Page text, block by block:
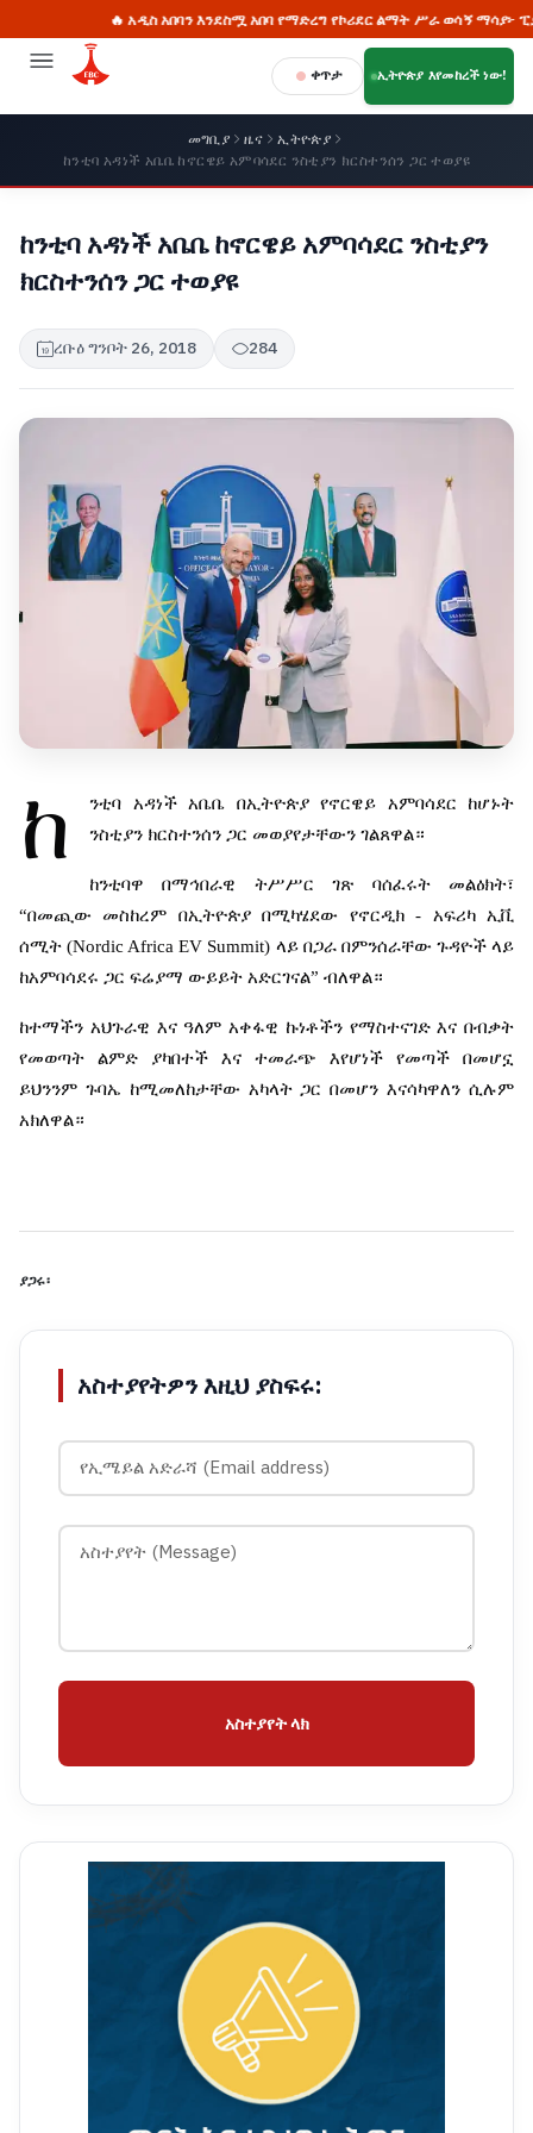
🔥 አዲስ አበባን እንደስሟ አበባ የማድረግ የኮሪደር ልማት ሥራ ወሳኝ ማሳያ፦ ፒያሳ
ቀጥታ ኢትዮጵያ እየመከረች ነው!
መግቢያ ዜና
ኢትዮጵያ
ከንቲባ አዳነች አቤቤ ከኖርዌይ አምባሳደር ንስቲያን ክርስተንሰን ጋር ተወያዩ
ከንቲባ አዳነች አቤቤ ከኖርዌይ አምባሳደር ንስቲያን
ክርስተንሰን ጋር ተወያዩ
ረቡዕ ግንቦት 26, 2018 284
ከ ንቲባ አዳነች አቤቤ በኢትዮጵያ የኖርዌይ አምባሳደር
ከሆኑት
ንስቲያን ክርስተንሰን ጋር መወያየታቸውን ገልጸዋል።
ከንቲባዋ በማኅበራዊ ትሥሥር ገጽ ባሰፈሩት
መልዕክት፣
“በመጪው መስከረም በኢትዮጵያ በሚካሄደው የኖርዲክ- አፍሪካ ኢቪ
ሰሚት (Nordic Africa EV Summit) ላይ በጋራ በምንሰራቸው ጉዳዮች ላይ
ከአምባሳደሩ ጋር ፍሬያማ ውይይት አድርገናል” ብለዋል።
ከተማችን አህጉራዊ እና ዓለም አቀፋዊ ኩነቶችን የማስተናገድ እና በብቃት
የመወጣት
ልምድ ያካበተች እና ተመራጭ እየሆነች የመጣች
በመሆኗ
ይህንንም ጉባኤ ከሚመለከታቸው አካላት ጋር በመሆን እናሳካዋለን ሲሉም
አክለዋል።
ያጋሩ፡
አስተያየትዎን እዚህ ያስፍሩ:
አስተያየት ላክ